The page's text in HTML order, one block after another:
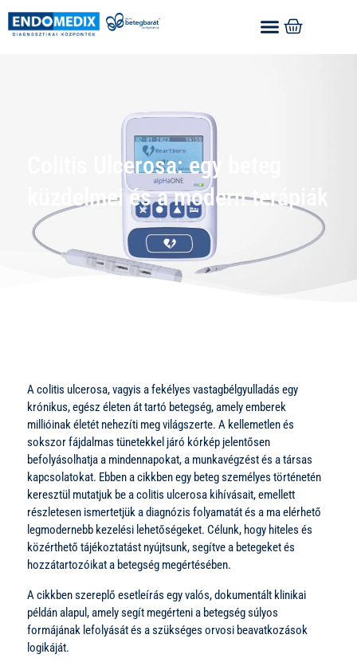
Colitis Ulcerosa: egy beteg
küzdelmei és a modern terápiák
A colitis ulcerosa, vagyis a fekélyes vastagbélgyulladás egy
krónikus, egész életen át tartó betegség, amely emberek
millióinak életét nehezíti meg világszerte. A kellemetlen és
sokszor fájdalmas tünetekkel járó kórkép jelentősen
befolyásolhatja a mindennapokat, a munkavégzést és a társas
kapcsolatokat. Ebben a cikkben egy beteg személyes történetén
keresztül mutatjuk be a colitis ulcerosa kihívásait, emellett
részletesen ismertetjük a diagnózis folyamatát és a ma elérhető
legmodernebb kezelési lehetőségeket. Célunk, hogy hiteles és
közérthető tájékoztatást nyújtsunk, segítve a betegeket és
hozzátartozóikat a betegség megértésében.
A cikkben szereplő esetleírás egy valós, dokumentált klinikai
példán alapul, amely segít megérteni a betegség súlyos
formájának lefolyását és a szükséges orvosi beavatkozások
logikáját.